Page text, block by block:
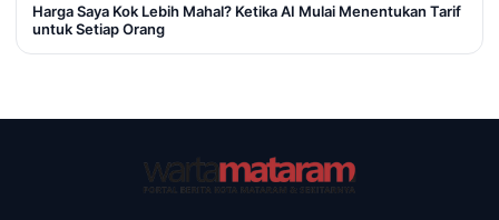
Harga Saya Kok Lebih Mahal? Ketika AI Mulai Menentukan Tarif
untuk Setiap Orang